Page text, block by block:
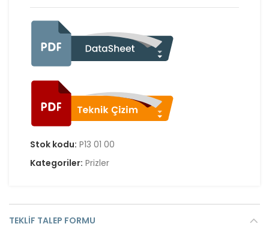
Stok kodu: P13 01 00
Kategoriler: Prizler
TEKLIF TALEP FORMU